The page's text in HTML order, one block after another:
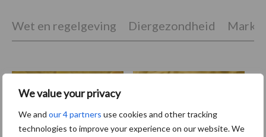
We value your privacy
We and our 4 partners use cookies and other tracking
technologies to improve your experience on our website. We
Wet en regelgeving Diergezondheid
Vleeskuikens